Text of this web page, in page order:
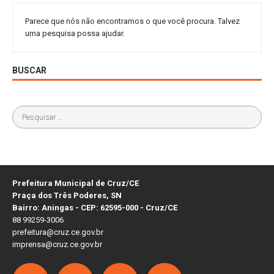
Parece que nós não encontramos o que você procura. Talvez
uma pesquisa possa ajudar.
BUSCAR
Prefeitura Municipal de Cruz/CE
Praça dos Três Poderes, SN
Bairro: Aningas - CEP: 62595-000 - Cruz/CE
88 99259-3006
prefeitura@cruz.ce.gov.br
imprensa@cruz.ce.gov.br